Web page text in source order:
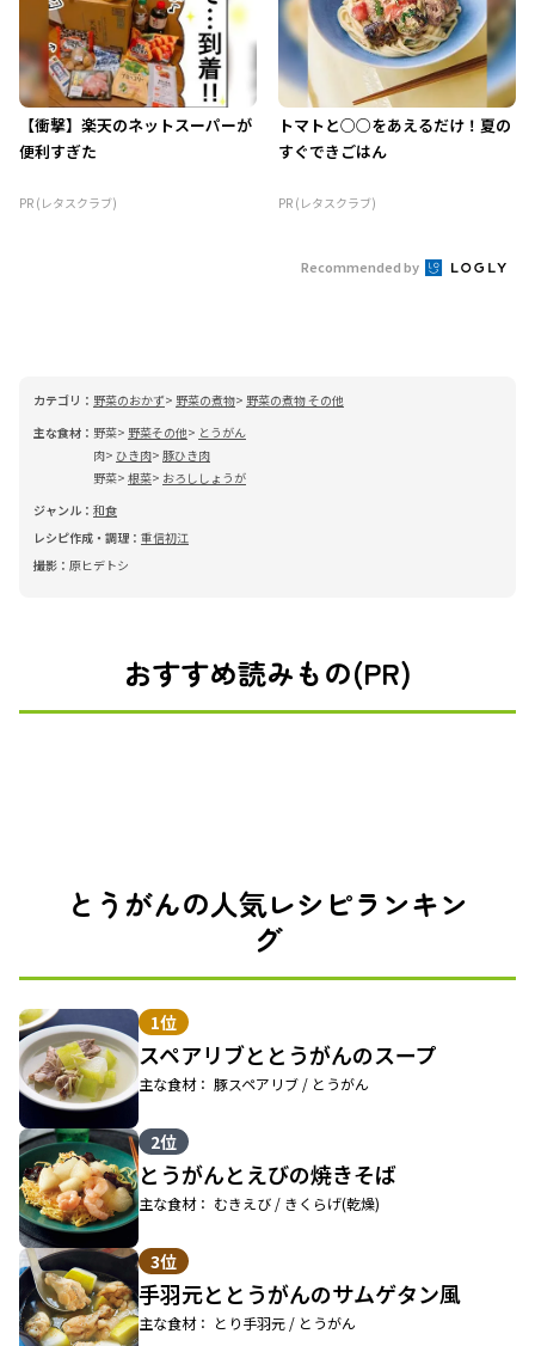
【衝撃】楽天のネットスーパーが
便利すぎた
PR (レタスクラブ)
トマトと○○をあえるだけ！夏の
すぐできごはん
PR (レタスクラブ)
Recommended by
カテゴリ： 野菜のおかず 野菜の煮物
野菜の煮物 その他
主な食材： 野菜 野菜その他
とうがん
肉
ひき肉 豚ひき肉
野菜 根菜
おろししょうが
ジャンル： 和食
レシピ作成・調理： 重信初江
撮影： 原ヒデトシ
おすすめ読みもの(PR)
とうがんの人気レシピランキン
グ
1位
スペアリブととうがんのスープ
主な食材： 豚スペアリブ / とうがん
2位
とうがんとえびの焼きそば
主な食材： むきえび / きくらげ(乾燥)
3位
手羽元ととうがんのサムゲタン風
主な食材： とり手羽元 / とうがん